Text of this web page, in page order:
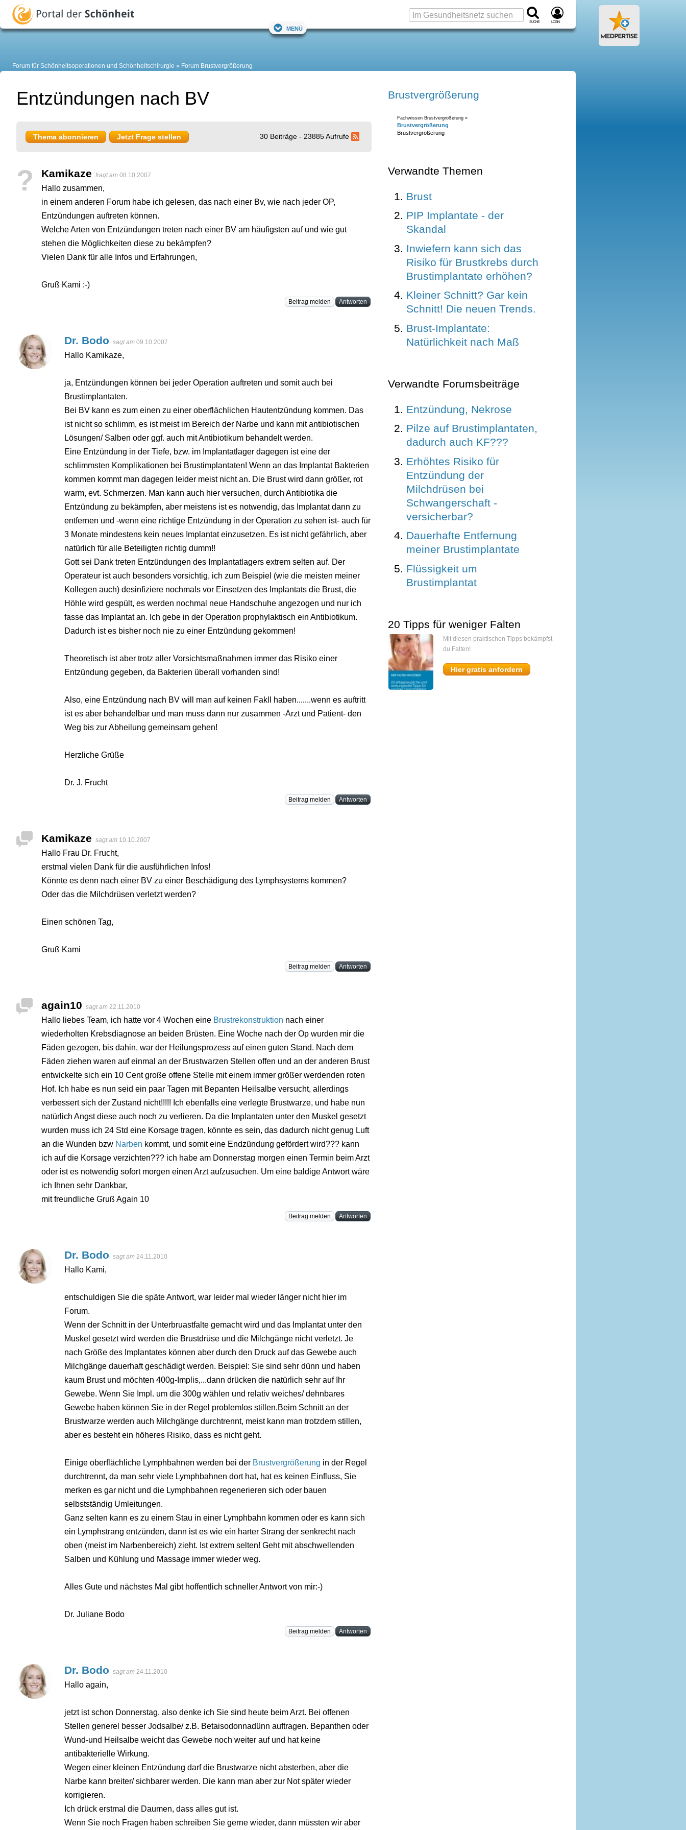
Suche Login
Menü
Forum für Schönheitsoperationen und Schönheitschirurgie Forum Brustvergrößerung
Entzündungen nach BV
Thema abonnieren Jetzt Frage stellen 30 Beiträge - 23885 Aufrufe
? Kamikaze fragt am 08.10.2007
Hallo zusammen,
in einem anderen Forum habe ich gelesen, das nach einer Bv, wie nach jeder OP,
Entzündungen auftreten können.
Welche Arten von Entzündungen treten nach einer BV am häufigsten auf und wie gut
stehen die Möglichkeiten diese zu bekämpfen?
Vielen Dank für alle Infos und Erfahrungen,
Gruß Kami :-)
Beitrag melden Antworten
Dr. Bodo sagt am 09.10.2007
Hallo Kamikaze,
ja, Entzündungen können bei jeder Operation auftreten und somit auch bei
Brustimplantaten.
Bei BV kann es zum einen zu einer oberflächlichen Hautentzündung kommen. Das
ist nicht so schlimm, es ist meist im Bereich der Narbe und kann mit antibiotischen
Lösungen/ Salben oder ggf. auch mit Antibiotikum behandelt werden.
Eine Entzündung in der Tiefe, bzw. im Implantatlager dagegen ist eine der
schlimmsten Komplikationen bei Brustimplantaten! Wenn an das Implantat Bakterien
kommen kommt man dagegen leider meist nicht an. Die Brust wird dann größer, rot
warm, evt. Schmerzen. Man kann auch hier versuchen, durch Antibiotika die
Entzündung zu bekämpfen, aber meistens ist es notwendig, das Implantat dann zu
entfernen und -wenn eine richtige Entzündung in der Operation zu sehen ist- auch für
3 Monate mindestens kein neues Implantat einzusetzen. Es ist nicht gefährlich, aber
natürlich für alle Beteiligten richtig dumm!!
Gott sei Dank treten Entzündungen des Implantatlagers extrem selten auf. Der
Operateur ist auch besonders vorsichtig, ich zum Beispiel (wie die meisten meiner
Kollegen auch) desinfiziere nochmals vor Einsetzen des Implantats die Brust, die
Höhle wird gespült, es werden nochmal neue Handschuhe angezogen und nur ich
fasse das Implantat an. Ich gebe in der Operation prophylaktisch ein Antibiotikum.
Dadurch ist es bisher noch nie zu einer Entzündung gekommen!
Theoretisch ist aber trotz aller Vorsichtsmaßnahmen immer das Risiko einer
Entzündung gegeben, da Bakterien überall vorhanden sind!
Also, eine Entzündung nach BV will man auf keinen Fakll haben.......wenn es auftritt
ist es aber behandelbar und man muss dann nur zusammen -Arzt und Patient- den
Weg bis zur Abheilung gemeinsam gehen!
Herzliche Grüße
Dr. J. Frucht
Beitrag melden Antworten
Kamikaze sagt am 10.10.2007
Hallo Frau Dr. Frucht,
erstmal vielen Dank für die ausführlichen Infos!
Könnte es denn nach einer BV zu einer Beschädigung des Lymphsystems kommen?
Oder das die Milchdrüsen verletzt werden?
Einen schönen Tag,
Gruß Kami
Beitrag melden Antworten
again10 sagt am 22.11.2010
Hallo liebes Team, ich hatte vor 4 Wochen eine Brustrekonstruktion nach einer
wiederholten Krebsdiagnose an beiden Brüsten. Eine Woche nach der Op wurden mir die
Fäden gezogen, bis dahin, war der Heilungsprozess auf einen guten Stand. Nach dem
Fäden ziehen waren auf einmal an der Brustwarzen Stellen offen und an der anderen Brust
entwickelte sich ein 10 Cent große offene Stelle mit einem immer größer werdenden roten
Hof. Ich habe es nun seid ein paar Tagen mit Bepanten Heilsalbe versucht, allerdings
verbessert sich der Zustand nicht!!!!! Ich ebenfalls eine verlegte Brustwarze, und habe nun
natürlich Angst diese auch noch zu verlieren. Da die Implantaten unter den Muskel gesetzt
wurden muss ich 24 Std eine Korsage tragen, könnte es sein, das dadurch nicht genug Luft
an die Wunden bzw Narben kommt, und somit eine Endzündung gefördert wird??? kann
ich auf die Korsage verzichten??? ich habe am Donnerstag morgen einen Termin beim Arzt
oder ist es notwendig sofort morgen einen Arzt aufzusuchen. Um eine baldige Antwort wäre
ich Ihnen sehr Dankbar,
mit freundliche Gruß Again 10
Beitrag melden Antworten
Dr. Bodo sagt am 24.11.2010
Hallo Kami,
entschuldigen Sie die späte Antwort, war leider mal wieder länger nicht hier im
Forum.
Wenn der Schnitt in der Unterbruastfalte gemacht wird und das Implantat unter den
Muskel gesetzt wird werden die Brustdrüse und die Milchgänge nicht verletzt. Je
nach Größe des Implantates können aber durch den Druck auf das Gewebe auch
Milchgänge dauerhaft geschädigt werden. Beispiel: Sie sind sehr dünn und haben
kaum Brust und möchten 400g-Implis,...dann drücken die natürlich sehr auf Ihr
Gewebe. Wenn Sie Impl. um die 300g wählen und relativ weiches/ dehnbares
Gewebe haben können Sie in der Regel problemlos stillen.Beim Schnitt an der
Brustwarze werden auch Milchgänge durchtrennt, meist kann man trotzdem stillen,
aber es besteht ein höheres Risiko, dass es nicht geht.
Einige oberflächliche Lymphbahnen werden bei der Brustvergrößerung in der Regel
durchtrennt, da man sehr viele Lymphbahnen dort hat, hat es keinen Einfluss, Sie
merken es gar nicht und die Lymphbahnen regenerieren sich oder bauen
selbstständig Umleitungen.
Ganz selten kann es zu einem Stau in einer Lymphbahn kommen oder es kann sich
ein Lymphstrang entzünden, dann ist es wie ein harter Strang der senkrecht nach
oben (meist im Narbenbereich) zieht. Ist extrem selten! Geht mit abschwellenden
Salben und Kühlung und Massage immer wieder weg.
Alles Gute und nächstes Mal gibt hoffentlich schneller Antwort von mir:-)
Dr. Juliane Bodo
Beitrag melden Antworten
Dr. Bodo sagt am 24.11.2010
Hallo again,
jetzt ist schon Donnerstag, also denke ich Sie sind heute beim Arzt. Bei offenen
Stellen generel besser Jodsalbe/ z.B. Betaisodonnadünn auftragen. Bepanthen oder
Wund-und Heilsalbe weicht das Gewebe noch weiter auf und hat keine
antibakterielle Wirkung.
Wegen einer kleinen Entzündung darf die Brustwarze nicht absterben, aber die
Narbe kann breiter/ sichbarer werden. Die kann man aber zur Not später wieder
korrigieren.
Ich drück erstmal die Daumen, dass alles gut ist.
Wenn Sie noch Fragen haben schreiben Sie gerne wieder, dann müssten wir aber
Brustvergrößerung
Fachwissen Brustvergrößerung »
Brustvergrößerung
Brustvergrößerung
Verwandte Themen
Brust
PIP Implantate - der
Skandal
Inwiefern kann sich das
Risiko für Brustkrebs durch
Brustimplantate erhöhen?
Kleiner Schnitt? Gar kein
Schnitt! Die neuen Trends.
Brust-Implantate:
Natürlichkeit nach Maß
Verwandte Forumsbeiträge
Entzündung, Nekrose
Pilze auf Brustimplantaten,
dadurch auch KF???
Erhöhtes Risiko für
Entzündung der
Milchdrüsen bei
Schwangerschaft -
versicherbar?
Dauerhafte Entfernung
meiner Brustimplantate
Flüssigkeit um
Brustimplantat
20 Tipps für weniger Falten
Mit diesen praktischen Tipps bekämpfst
du Falten!
Hier gratis anfordern